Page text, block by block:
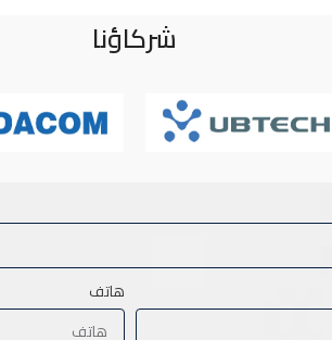
شركاؤنا
هاتف